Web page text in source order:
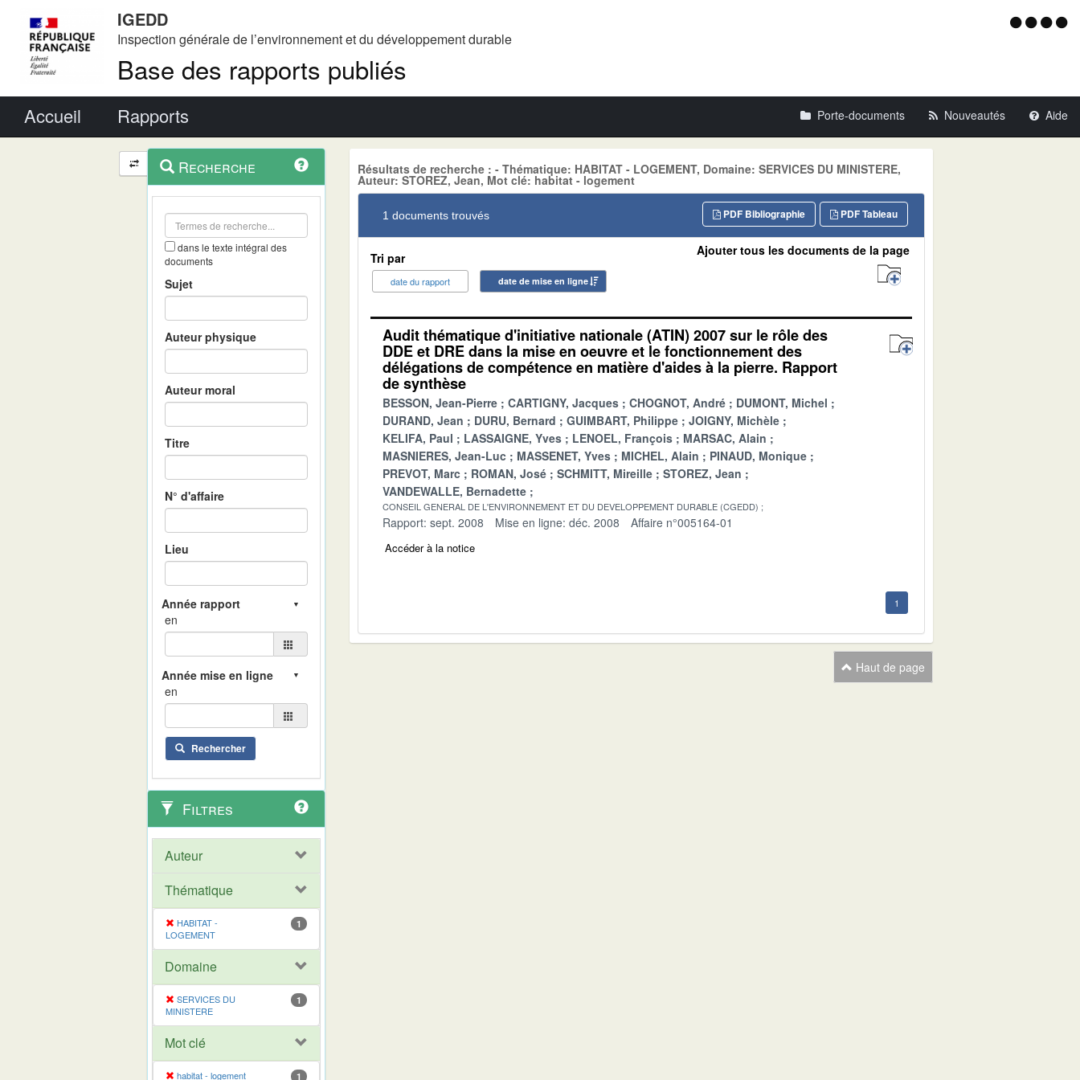
IGEDD
Inspection générale de l’environnement et du développement durable
Base des rapports publiés
Menu
Accueil Rapports Porte-documents Nouveautés Aide
Navigation
et
outils
contextuel
Recherche
dans le texte intégral des
documents
Sujet
Auteur physique
Auteur moral
Titre
N° d'affaire
Lieu
en
en
Rechercher
Filtres
Auteur
Thématique
HABITAT -
LOGEMENT
1
Domaine
SERVICES DU
MINISTERE
1
Mot clé
habitat - logement 1
Résultats de recherche : - Thématique: HABITAT - LOGEMENT, Domaine: SERVICES DU MINISTERE,
Auteur: STOREZ, Jean, Mot clé: habitat - logement
1 documents trouvés PDF Tableau
PDF Bibliographie
Tri par
date du rapport date de mise en ligne
Ajouter tous les documents de la page
Audit thématique d'initiative nationale (ATIN) 2007 sur le rôle des
DDE et DRE dans la mise en oeuvre et le fonctionnement des
délégations de compétence en matière d'aides à la pierre. Rapport
de synthèse
BESSON, Jean-Pierre CARTIGNY, Jacques CHOGNOT, André
DUMONT, Michel
DURAND, Jean
DURU, Bernard GUIMBART, Philippe
JOIGNY, Michèle
KELIFA, Paul
LASSAIGNE, Yves LENOEL, François
MARSAC, Alain
MASNIERES, Jean-Luc
MASSENET, Yves MICHEL, Alain
PINAUD, Monique
PREVOT, Marc
ROMAN, José SCHMITT, Mireille
STOREZ, Jean
VANDEWALLE, Bernadette
CONSEIL GENERAL DE L'ENVIRONNEMENT ET DU DEVELOPPEMENT DURABLE (CGEDD)
Rapport: sept. 2008 Mise en ligne: déc. 2008 Affaire n°005164-01
Accéder à la notice
1
Haut de page